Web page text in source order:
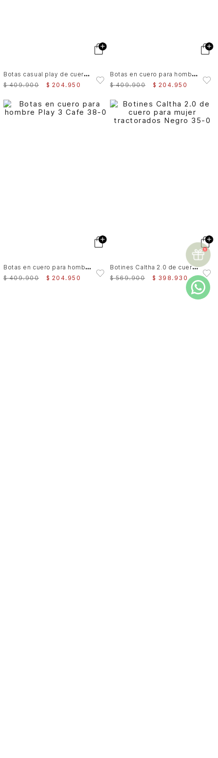
B
otas casual play de cuero para hombre efecto envejecido Azul
$ 409.900 $ 204. 950
B
otas en cuero para hombre Play 3
$ 409.900 $ 204. 950
B
otas en cuero para hombre Play 3
$ 409.900 $ 204. 950
B
otines Caltha 2.0 de cuero para mujer tractorados
$ 569.900 $ 398 . 930